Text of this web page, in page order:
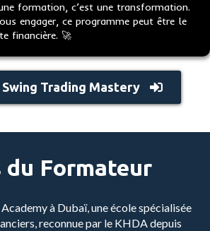
formation, c’est une transformation.
engager, ce programme peut être le
financière. 🚀
Trading Mastery
du Formateur
à Dubaï, une école spécialisée
reconnue par le KHDA depuis